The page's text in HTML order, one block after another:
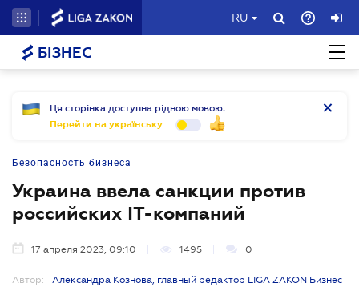
RU
БІЗНЕС
Ця сторінка доступна рідною мовою.
Перейти на українську
Безопасность бизнеса
Украина ввела санкции против
российских IT-компаний
17 апреля 2023, 09:10 1495 0
Автор: Александра Кознова, главный редактор LIGA ZAKON Бизнес